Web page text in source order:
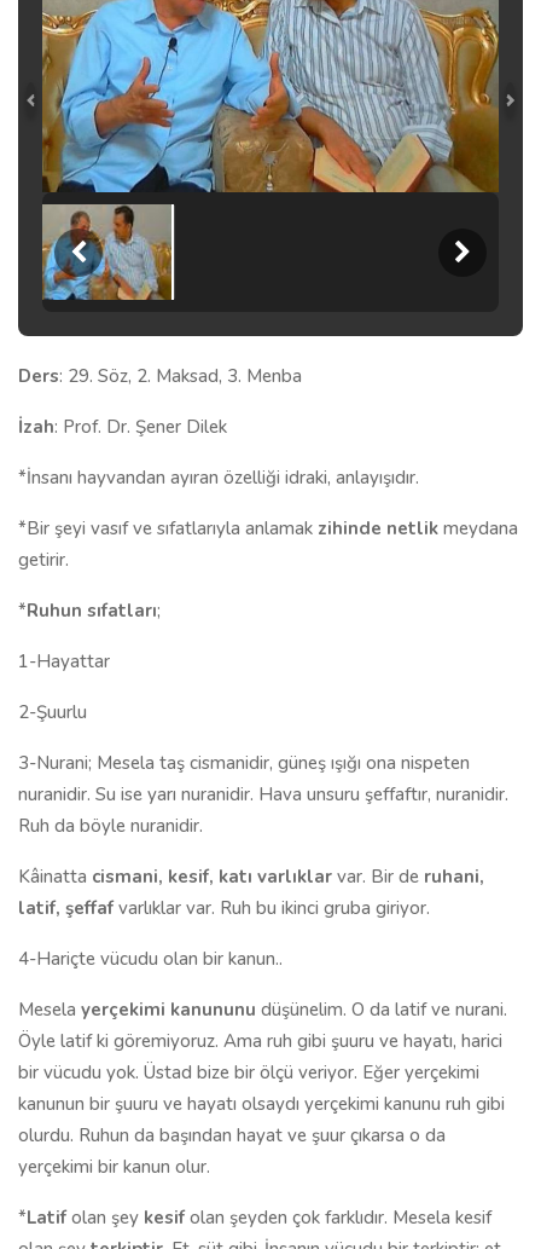
Ders: 29. Söz, 2. Maksad, 3. Menba
İzah: Prof. Dr. Şener Dilek
*İnsanı hayvandan ayıran özelliği idraki, anlayışıdır.
*Bir şeyi vasıf ve sıfatlarıyla anlamak zihinde netlik meydana
getirir.
*Ruhun sıfatları;
1-Hayattar
2-Şuurlu
3-Nurani; Mesela taş cismanidir, güneş ışığı ona nispeten
nuranidir. Su ise yarı nuranidir. Hava unsuru şeffaftır, nuranidir.
Ruh da böyle nuranidir.
Kâinatta cismani, kesif, katı varlıklar var. Bir de ruhani,
latif, şeffafvarlıklar var. Ruh bu ikinci gruba giriyor.
4-Hariçte vücudu olan bir kanun..
Mesela yerçekimi kanununu düşünelim. O da latif ve nurani.
Öyle latif ki göremiyoruz. Ama ruh gibi şuuru ve hayatı, harici
bir vücudu yok. Üstad bize bir ölçü veriyor. Eğer yerçekimi
kanunun bir şuuru ve hayatı olsaydı yerçekimi kanunu ruh gibi
olurdu. Ruhun da başından hayat ve şuur çıkarsa o da
yerçekimi bir kanun olur.
*Latifolan şey kesifolan şeyden çok farklıdır. Mesela kesif